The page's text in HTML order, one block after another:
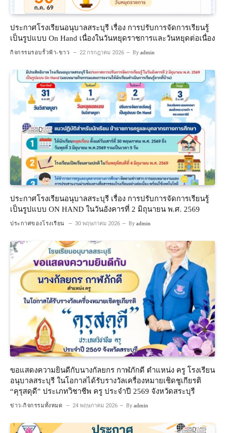
ประกาศโรงเรียนอนุบาลสระบุรี เรื่อง การปรับการจัดการเรียนรู้
เป็นรูปแบบ On Hand เนื่องในวันหยุดราชการและวันหยุดต่อเนื่อง
กิจกรรมรอบรั้วฟ้า-ขาว 22 กรกฎาคม 2026 By admin
ประกาศโรงเรียนอนุบาลสระบุรี เรื่อง การปรับการจัดการเรียนรู้
เป็นรูปแบบ ON HAND ในวันอังคารที่ 2 มิถุนายน พ.ศ. 2569
ประกาศของโรงเรียน 30 พฤษภาคม 2026 By admin
ขอแสดงความยินดีกับนางกัลยกร กาฬภักดี ตำแหน่ง ครู โรงเรียน
อนุบาลสระบุรี ในโอกาสได้รับรางวัลเครื่องหมายเชิดชูเกียรติ
“คุรุสดุดี” ประเภทวิชาชีพ ครู ประจำปี 2569 จังหวัดสระบุรี
ข่าว-กิจกรรมทั้งหมด 24 พฤษภาคม 2026 By admin